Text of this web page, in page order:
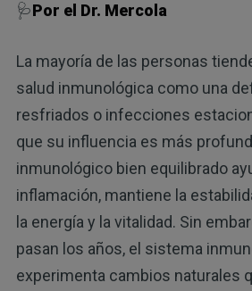
🩺Por el Dr. Mercola
La mayoría de las personas
salud inmunológica como una
resfriados o infecciones
que su influencia es más
inmunológico bien equilibrado
inflamación, mantiene la
la energía y la vitalidad. Sin
pasan los años, el sistema
experimenta cambios naturales